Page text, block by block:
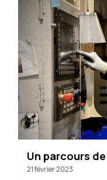
Un parcours
21 février 2023